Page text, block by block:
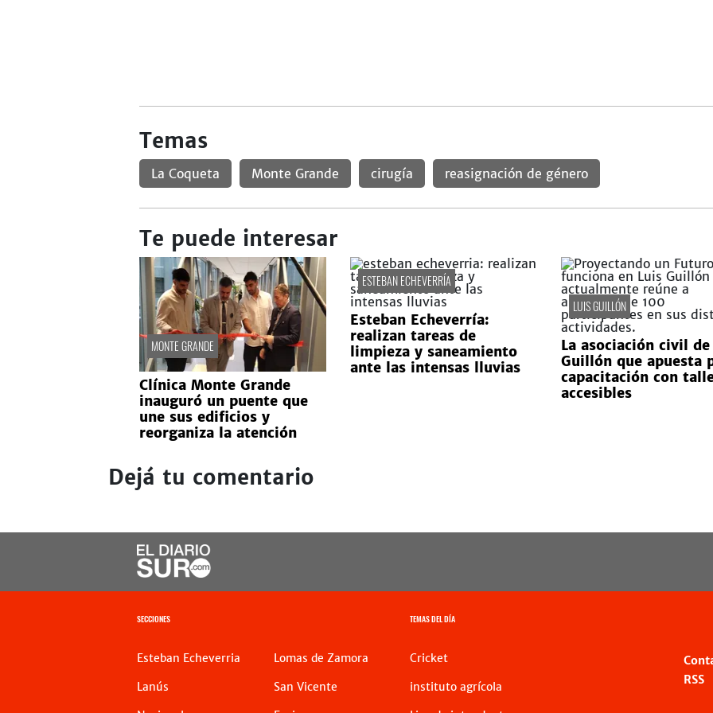
Temas
La Coqueta Monte Grande cirugía reasignación de género
Te puede interesar
MONTE GRANDE
Clínica Monte Grande
inauguró un puente que
une sus edificios y
reorganiza la atención
ESTEBAN ECHEVERRÍA
Esteban Echeverría:
realizan tareas de
limpieza y saneamiento
ante las intensas lluvias
LUIS GUILLÓN
La asociación civil de
Guillón que apuesta
capacitación con
accesibles
Dejá tu comentario
SECCIONES
Esteban Echeverria
Lanús
Lomas de Zamora
San Vicente
TEMAS DEL DÍA
Cricket
instituto agrícola
RSS